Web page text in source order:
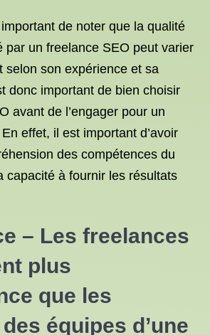
de noter que la qualité
par un freelance SEO peut varier
selon son expérience et sa
donc important de bien choisir
avant de l’engager pour un
effet, il est important d’avoir
des compétences du
capacité à fournir les résultats
– Les freelances
plus
que les
équipes d’une